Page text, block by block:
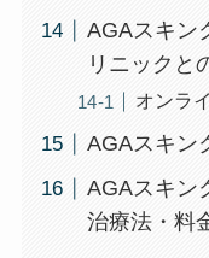
AGAスキン
リニックと
オンラ
AGAスキン
AGAスキン
治療法・料